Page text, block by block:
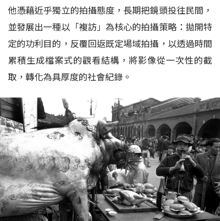
他憑藉近乎獨立的拍攝態度，長期把鏡頭投往民間，
並發展出一種以「複訪」為核心的拍攝策略：拋開特
定的功利目的，反覆回返既定場域拍攝，以透過時間
累積生成檔案式的觀看結構，將影像從一次性的截
取，轉化為具厚度的社會紀錄。